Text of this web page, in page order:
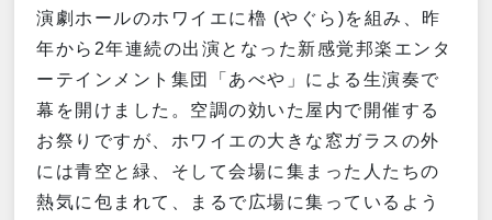
演劇ホールのホワイエに櫓 (やぐら )を組み、昨
年から 2年連続の出演となった新感覚邦楽エンタ
ーテインメント集団「あべや」による生演奏で
幕を開けました。空調の効いた屋内で開催する
お祭りですが、ホワイエの大きな窓ガラスの外
には青空と緑、そして会場に集まった人たちの
熱気に包まれて、まるで広場に集っているよう